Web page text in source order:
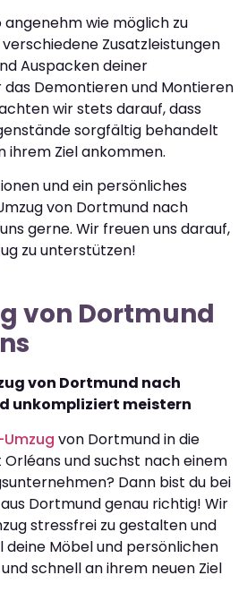
angenehm wie möglich zu
Zusatzleistungen
Auspacken deiner
Demontieren und Montieren
wir stets darauf, dass
sorgfältig behandelt
ihrem Ziel ankommen.
und ein persönliches
von Dortmund nach
gerne. Wir freuen uns darauf,
zu unterstützen!
von Dortmund
von Dortmund nach
unkompliziert meistern
von Dortmund in die
und suchst nach einem
Dann bist du bei
Dortmund genau richtig! Wir
stressfrei zu gestalten und
deine Möbel und persönlichen
schnell an ihrem neuen Ziel